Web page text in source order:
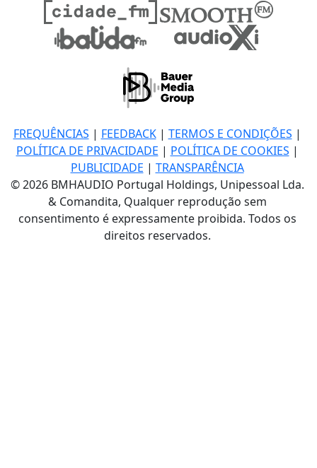
FREQUÊNCIAS | FEEDBACK| TERMOS E CONDIÇÕES |
POLÍTICA DE PRIVACIDADE | POLÍTICA DE COOKIES |
PUBLICIDADE | TRANSPARÊNCIA
© 2026 BMHAUDIO Portugal Holdings, Unipessoal Lda.
& Comandita, Qualquer reprodução sem
consentimento é expressamente proibida. Todos os
direitos reservados.